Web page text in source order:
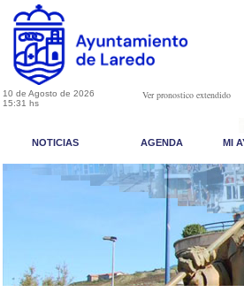
10 de Agosto de 2026
15:31 hs
Ver pronostico extendido
NOTICIAS AGENDA MI